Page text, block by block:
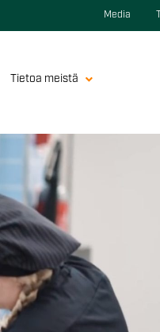
Media
Tietoa meistä